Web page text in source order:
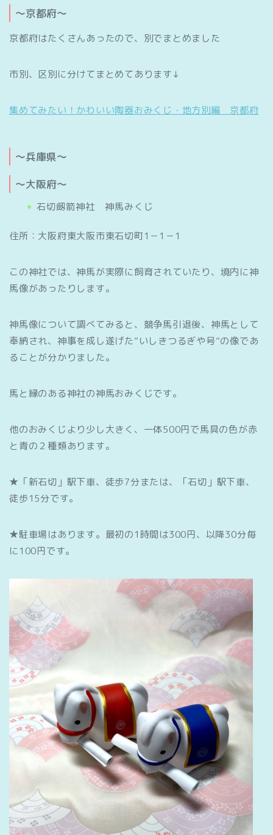
～京都府～
京都府はたくさんあったので、別でまとめました
市別、区別に分けてまとめてあります↓
集めてみたい！かわいい陶器おみくじ・地方別編 京都府
～兵庫県～
～大阪府～
石切劔箭神社 神馬みくじ
住所：大阪府東大阪市東石切町1－1－1
この神社では、神馬が実際に飼育されていたり、境内に神
馬像があったりします。
神馬像について調べてみると、競争馬引退後、神馬として
奉納され、神事を成し遂げた”いしきつるぎや号”の像であ
ることが分かりました。
馬と縁のある神社の神馬おみくじです。
他のおみくじより少し大きく、一体500円で馬具の色が赤
と青の２種類あります。
★「新石切」駅下車、徒歩7分または、「石切」駅下車、
徒歩15分です。
★駐車場はあります。最初の1時間は300円、以降30分毎
に100円です。